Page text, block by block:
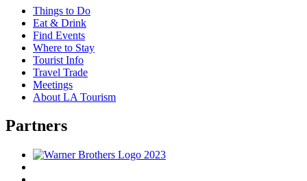
Things to Do
Eat & Drink
Find Events
Where to Stay
Tourist Info
Travel Trade
Meetings
About LA Tourism
Partners